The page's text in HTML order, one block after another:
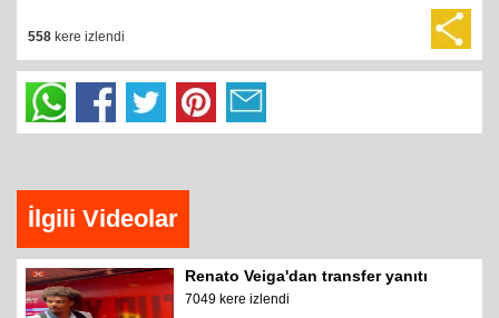
558 kere izlendi
İlgili Videolar
Renato Veiga'dan transfer yanıtı
7049 kere izlendi